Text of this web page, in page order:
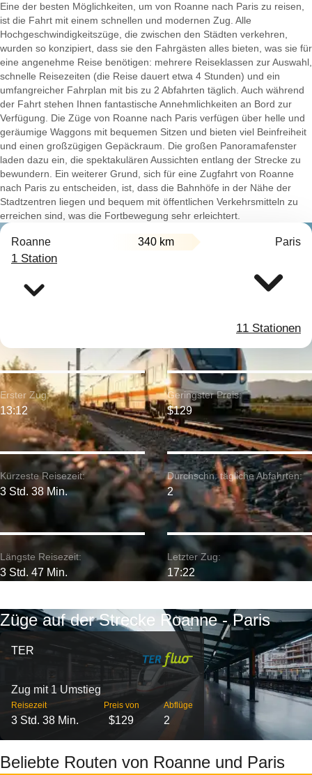
Eine der besten Möglichkeiten, um von Roanne nach Paris zu reisen,
ist die Fahrt mit einem schnellen und modernen Zug. Alle
Hochgeschwindigkeitszüge, die zwischen den Städten verkehren,
wurden so konzipiert, dass sie den Fahrgästen alles bieten, was sie für
eine angenehme Reise benötigen: mehrere Reiseklassen zur Auswahl,
schnelle Reisezeiten (die Reise dauert etwa 4 Stunden) und ein
umfangreicher Fahrplan mit bis zu 2 Abfahrten täglich. Auch während
der Fahrt stehen Ihnen fantastische Annehmlichkeiten an Bord zur
Verfügung. Die Züge von Roanne nach Paris verfügen über helle und
geräumige Waggons mit bequemen Sitzen und bieten viel Beinfreiheit
und einen großzügigen Gepäckraum. Die großen Panoramafenster
laden dazu ein, die spektakulären Aussichten entlang der Strecke zu
bewundern. Ein weiterer Grund, sich für eine Zugfahrt von Roanne
nach Paris zu entscheiden, ist, dass die Bahnhöfe in der Nähe der
Stadtzentren liegen und bequem mit öffentlichen Verkehrsmitteln zu
erreichen sind, was die Fortbewegung sehr erleichtert.
Roanne 340 km Paris
1 Station
11 Stationen
Kürzeste Reisezeit:
3 Std. 38 Min.
Erster Zug:
13:12
Längste Reisezeit:
3 Std. 47 Min.
Geringster Preis:
$129
Durchschn. tägliche Abfahrten:
2
Letzter Zug:
17:22
Züge auf der Strecke Roanne - Paris
TER
Zug mit 1 Umstieg
Reisezeit
3 Std. 38 Min.
Preis von
$129
Abflüge
2
Beliebte Routen von Roanne und Paris